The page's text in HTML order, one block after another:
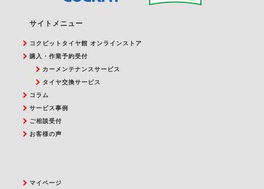
サイトメニュー
コクピットタイヤ館 オンラインストア
購入・作業予約受付
カーメンテナンスサービス
タイヤ交換サービス
コラム
サービス事例
ご相談受付
お客様の声
マイページ